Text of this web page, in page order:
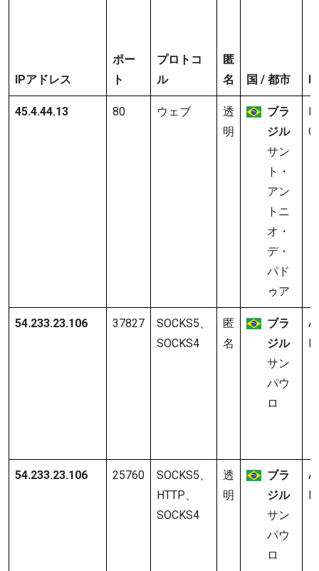
IPアドレス
ポー
ト
プロトコ
ル
匿
名
国 / 都市
45.4.44.13 80 ウェブ
透
明
ブラ
ジル
サン
ト・
アン
トニ
オ・
デ・
パド
ゥア
54.233.23.106 37827
SOCKS5、
SOCKS4
匿
名
ブラ
ジル
サン
パウ
ロ
54.233.23.106 25760
SOCKS5、
HTTP、
SOCKS4
透
明
ブラ
ジル
サン
パウ
ロ